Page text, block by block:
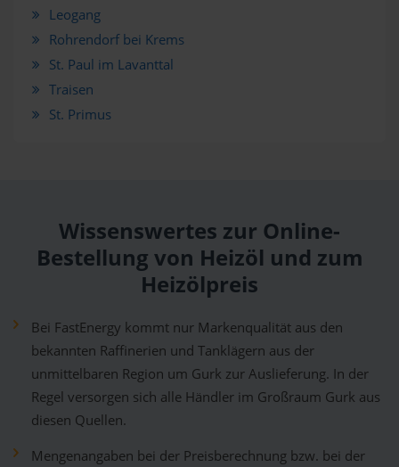
Leogang
Rohrendorf bei Krems
St. Paul im Lavanttal
Traisen
St. Primus
Wissenswertes zur Online-
Bestellung von Heizöl und zum
Heizölpreis
Bei FastEnergy kommt nur Markenqualität aus den
bekannten Raffinerien und Tanklägern aus der
unmittelbaren Region um Gurk zur Auslieferung. In der
Regel versorgen sich alle Händler im Großraum Gurk aus
diesen Quellen.
Mengenangaben bei der Preisberechnung bzw. bei der